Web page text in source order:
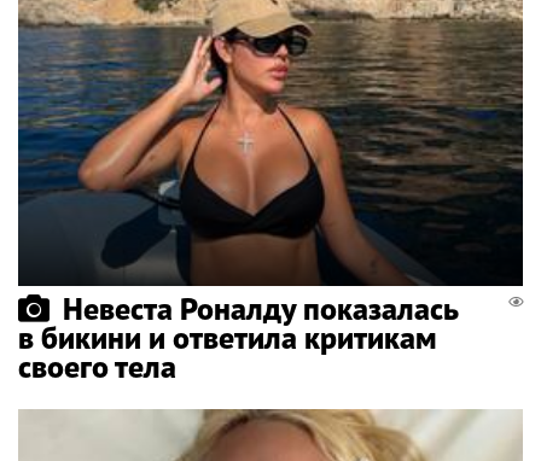
Невеста Роналду показалась
в бикини и ответила критикам
своего тела